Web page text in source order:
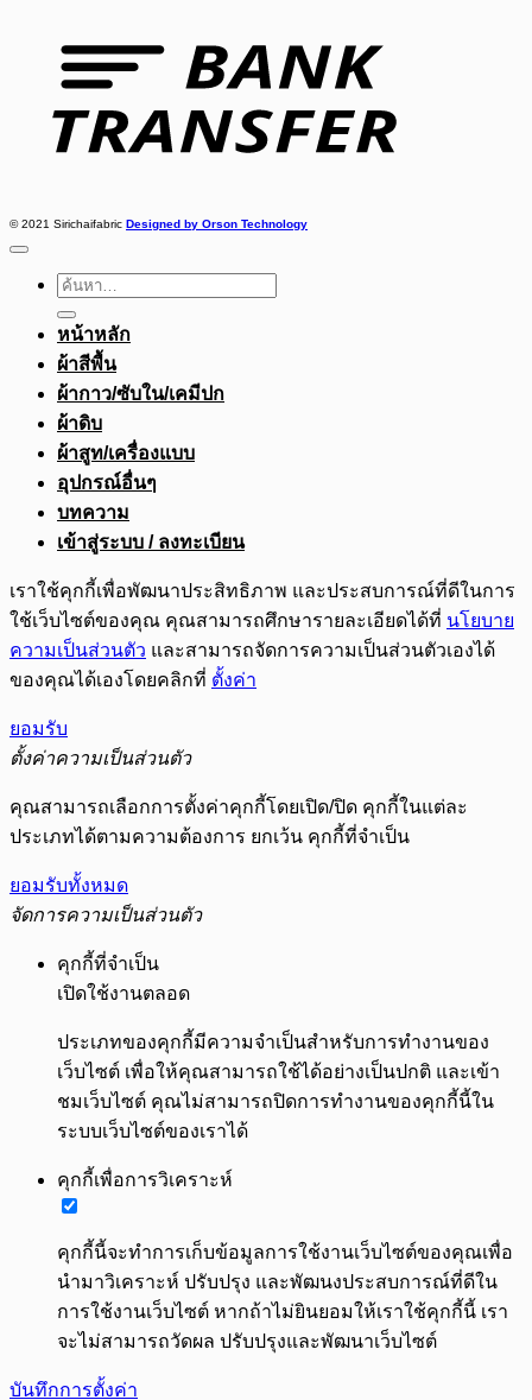
© 2021 Sirichaifabric Designed by Orson Technology
ค้นหา:
หน้าหลัก
ผ้าสีพื้น
ผ้ากาว/ซับใน/เคมีปก
ผ้าดิบ
ผ้าสูท/เครื่องแบบ
อุปกรณ์อื่นๆ
บทความ
เข้าสู่ระบบ / ลงทะเบียน
เราใช้คุกกี้เพื่อพัฒนาประสิทธิภาพ และประสบการณ์ที่ดีในการ
ใช้เว็บไซต์ของคุณ คุณสามารถศึกษารายละเอียดได้ที่ นโยบาย
ความเป็นส่วนตัว และสามารถจัดการความเป็นส่วนตัวเองได้
ของคุณได้เองโดยคลิกที่ ตั้งค่า
ยอมรับ
ตั้งค่าความเป็นส่วนตัว
คุณสามารถเลือกการตั้งค่าคุกกี้โดยเปิด/ปิด คุกกี้ในแต่ละ
ประเภทได้ตามความต้องการ ยกเว้น คุกกี้ที่จำเป็น
ยอมรับทั้งหมด
จัดการความเป็นส่วนตัว
คุกกี้ที่จำเป็น
เปิดใช้งานตลอด
ประเภทของคุกกี้มีความจำเป็นสำหรับการทำงานของ
เว็บไซต์ เพื่อให้คุณสามารถใช้ได้อย่างเป็นปกติ และเข้า
ชมเว็บไซต์ คุณไม่สามารถปิดการทำงานของคุกกี้นี้ใน
ระบบเว็บไซต์ของเราได้
คุกกี้เพื่อการวิเคราะห์
คุกกี้นี้จะทำการเก็บข้อมูลการใช้งานเว็บไซต์ของคุณเพื่อ
นำมาวิเคราะห์ ปรับปรุง และพัฒนงประสบการณ์ที่ดีใน
การใช้งานเว็บไซต์ หากถ้าไม่ยินยอมให้เราใช้คุกกี้นี้ เรา
จะไม่สามารถวัดผล ปรับปรุงและพัฒนาเว็บไซต์
บันทึกการตั้งค่า